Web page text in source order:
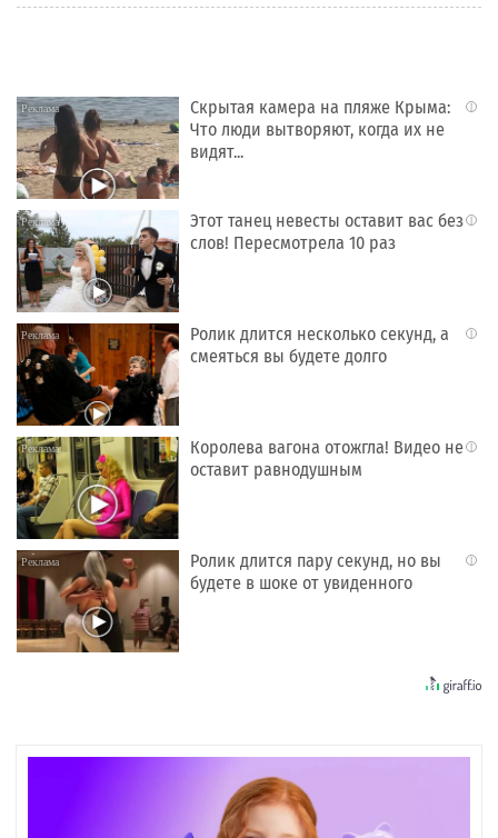
i
Скрытая камера на пляже Крыма:
Что люди вытворяют, когда их не
видят...
i
Этот танец невесты оставит вас без
слов! Пересмотрела 10 раз
i
Ролик длится несколько секунд, а
смеяться вы будете долго
i
Королева вагона отожгла! Видео не
оставит равнодушным
i
Ролик длится пару секунд, но вы
будете в шоке от увиденного